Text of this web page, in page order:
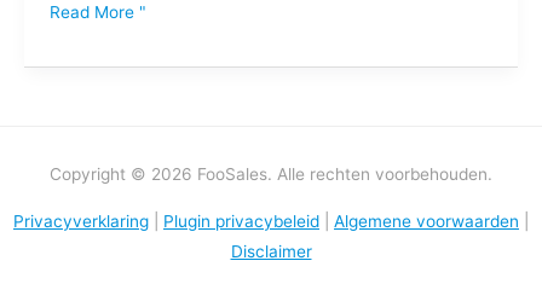
Read More "
Copyright © 2026 FooSales. Alle rechten voorbehouden.
Privacyverklaring Plugin privacybeleid Algemene voorwaarden
Disclaimer